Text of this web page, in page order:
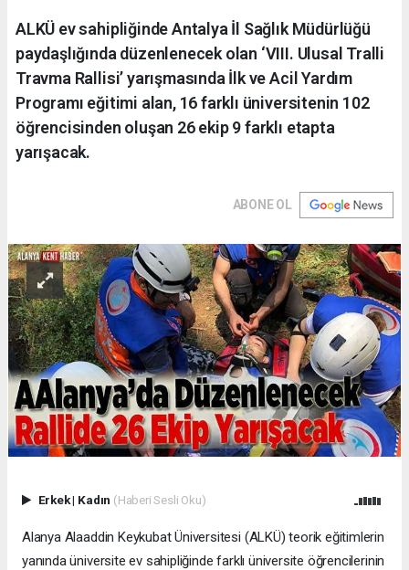
ALKÜ ev sahipliğinde Antalya İl Sağlık Müdürlüğü
paydaşlığında düzenlenecek olan ‘VIII. Ulusal Tralli
Travma Rallisi’ yarışmasında İlk ve Acil Yardım
Programı eğitimi alan, 16 farklı üniversitenin 102
öğrencisinden oluşan 26 ekip 9 farklı etapta
yarışacak.
ABONE OL
Erkek| Kadın (Haberi Sesli Oku)
Alanya Alaaddin Keykubat Üniversitesi (ALKÜ) teorik eğitimlerin
yanında üniversite ev sahipliğinde farklı üniversite öğrencilerinin